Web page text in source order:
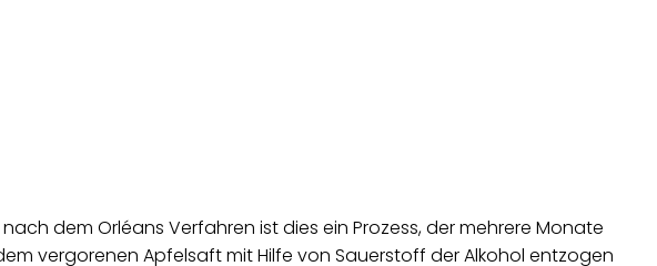
dem Orléans Verfahren ist dies ein Prozess, der mehrere Monate
vergorenen Apfelsaft mit Hilfe von Sauerstoff der Alkohol entzogen